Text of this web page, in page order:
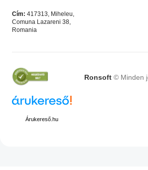
Professional Plus
Akciós termék, Microsoft
Cím: 417313, Miheleu,
Comuna Lazareni 38,
Romania
Ronsoft © Minden
Árukereső.hu